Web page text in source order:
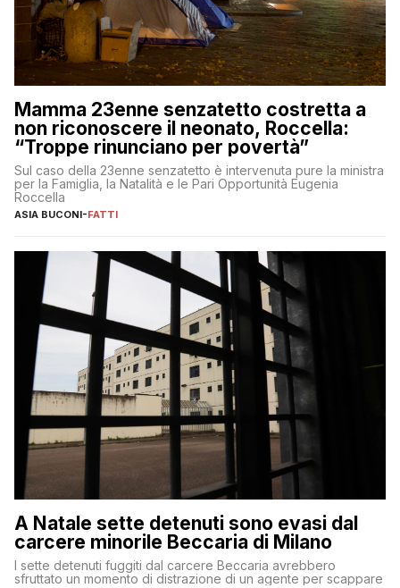
Mamma 23enne senzatetto costretta a
non riconoscere il neonato, Roccella:
“Troppe rinunciano per povertà”
Sul caso della 23enne senzatetto è intervenuta pure la ministra
per la Famiglia, la Natalità e le Pari Opportunità Eugenia
Roccella
ASIA BUCONI-FATTI
A Natale sette detenuti sono evasi dal
carcere minorile Beccaria di Milano
I sette detenuti fuggiti dal carcere Beccaria avrebbero
sfruttato un momento di distrazione di un agente per scappare